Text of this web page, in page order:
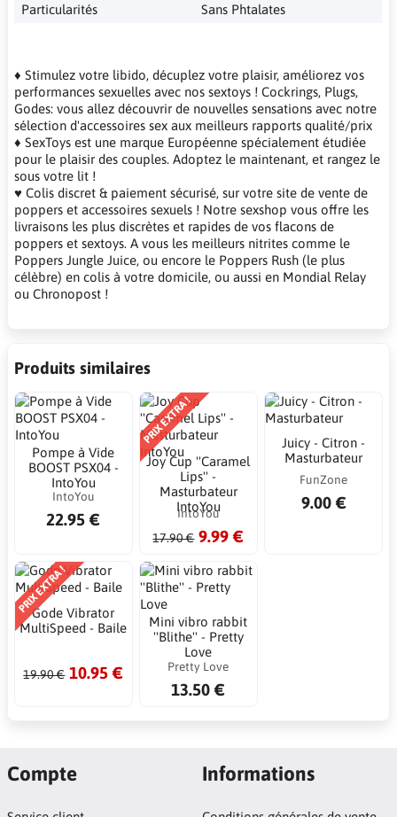
Particularités
Sans Phtalates
♦ Stimulez votre libido, décuplez votre plaisir, améliorez vos
performances sexuelles avec nos sextoys ! Cockrings, Plugs,
Godes: vous allez découvrir de nouvelles sensations avec notre
sélection d'accessoires sex aux meilleurs rapports qualité/prix
♦ SexToys est une marque Européenne spécialement étudiée
pour le plaisir des couples. Adoptez le maintenant, et rangez le
sous votre lit !
♥ Colis discret & paiement sécurisé, sur votre site de vente de
poppers et accessoires sexuels ! Notre sexshop vous offre les
livraisons les plus discrètes et rapides de vos flacons de
poppers et sextoys. A vous les meilleurs nitrites comme le
Poppers Jungle Juice, ou encore le Poppers Rush (le plus
célèbre) en colis à votre domicile, ou aussi en Mondial Relay
ou Chronopost !
Produits similaires
Pompe à Vide
BOOST PSX04 -
IntoYou
IntoYou
22.95 €
PRIX EXTRA !
Joy Cup ''Caramel
Lips'' -
Masturbateur
IntoYou
IntoYou
17.90 € 9.99 €
Juicy - Citron -
Masturbateur
FunZone
9.00 €
PRIX EXTRA !
Gode Vibrator
MultiSpeed - Baile
19.90 € 10.95 €
Mini vibro rabbit
''Blithe'' - Pretty
Love
Pretty Love
13.50 €
Compte Informations